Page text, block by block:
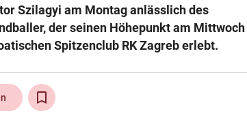
Szilagyi am Montag anlässlich des
der seinen Höhepunkt am Mittwoch
Spitzenclub RK Zagreb erlebt.